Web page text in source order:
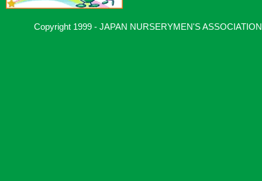
Copyright 1999 - JAPAN NURSERYMEN'S